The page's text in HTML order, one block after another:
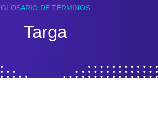
GLOSARIO DE TÉRMINOS
Targa